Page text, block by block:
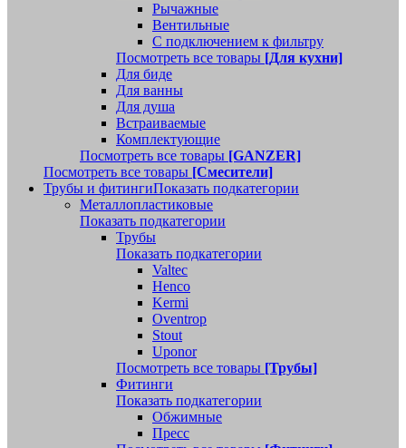
Рычажные
Вентильные
С подключением к фильтру
Посмотреть все товары [Для кухни]
Для биде
Для ванны
Для душа
Встраиваемые
Комплектующие
Посмотреть все товары [GANZER]
Посмотреть все товары [Смесители]
Трубы и фитингиПоказать подкатегории
Металлопластиковые
Показать подкатегории
Трубы
Показать подкатегории
Valtec
Henco
Kermi
Oventrop
Stout
Uponor
Посмотреть все товары [Трубы]
Фитинги
Показать подкатегории
Обжимные
Пресс